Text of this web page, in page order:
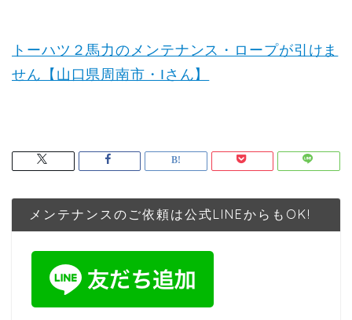
トーハツ２馬力のメンテナンス・ロープが引けま
せん【山口県周南市・Iさん】
メンテナンスのご依頼は公式LINEからもOK!